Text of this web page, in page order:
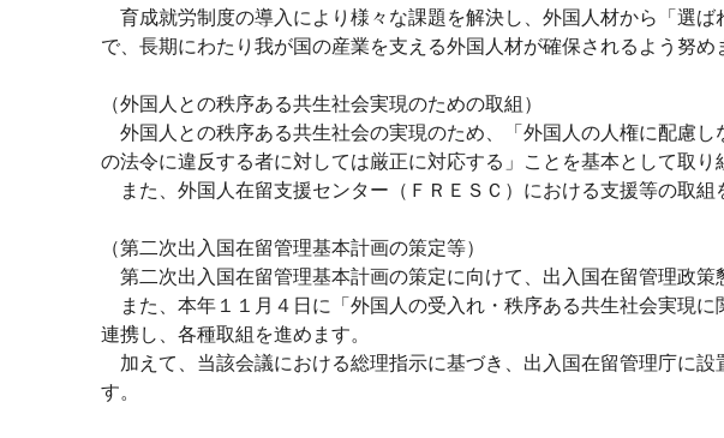
育成就労制度の導入により様々な課題を解決し、外国人材から「選
で、長期にわたり我が国の産業を支える外国人材が確保されるよう努
（外国人との秩序ある共生社会実現のための取組）
外国人との秩序ある共生社会の実現のため、「外国人の人権に配慮
の法令に違反する者に対しては厳正に対応する」ことを基本として取り
また、外国人在留支援センター（ＦＲＥＳＣ）における支援等の取組
（第二次出入国在留管理基本計画の策定等）
第二次出入国在留管理基本計画の策定に向けて、出入国在留管理政策
また、本年１１月４日に「外国人の受入れ・秩序ある共生社会実現
連携し、各種取組を進めます。
加えて、当該会議における総理指示に基づき、出入国在留管理庁に
す。